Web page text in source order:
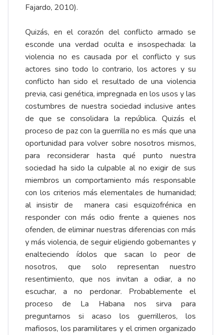
Fajardo, 2010).
Quizás, en el corazón del conflicto armado se
esconde una verdad oculta e insospechada: la
violencia no es causada por el conflicto y sus
actores sino todo lo contrario, los actores y su
conflicto han sido el resultado de una violencia
previa, casi genética, impregnada en los usos y las
costumbres de nuestra sociedad inclusive antes
de que se consolidara la república. Quizás el
proceso de paz con la guerrilla no es más que una
oportunidad para volver sobre nosotros mismos,
para reconsiderar hasta qué punto nuestra
sociedad ha sido la culpable al no exigir de sus
miembros un comportamiento más responsable
con los criterios más elementales de humanidad;
al insistir de manera casi esquizofrénica en
responder con más odio frente a quienes nos
ofenden, de eliminar nuestras diferencias con más
y más violencia, de seguir eligiendo gobernantes y
enalteciendo ídolos que sacan lo peor de
nosotros, que solo representan nuestro
resentimiento, que nos invitan a odiar, a no
escuchar, a no perdonar. Probablemente el
proceso de La Habana nos sirva para
preguntarnos si acaso los guerrilleros, los
mafiosos, los paramilitares y el crimen organizado